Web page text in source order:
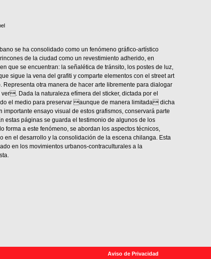
se ha consolidado como un fenómeno gráfico-artístico
de la ciudad como un revestimiento adherido, en
que se encuentran: la señalética de tránsito, los postes de luz,
sigue la vena del grafiti y comparte elementos con el street art
Representa otra manera de hacer arte libremente para dialogar
Dada la naturaleza efímera del sticker, dictada por el
el medio para preservar aunque de manera limitada dicha
importante ensayo visual de estos grafismos, conservará parte
estas páginas se guarda el testimonio de algunos de los
forma a este fenómeno, se abordan los aspectos técnicos,
en el desarrollo y la consolidación de la escena chilanga. Esta
en los movimientos urbanos-contraculturales a la
Aviso de Privacidad